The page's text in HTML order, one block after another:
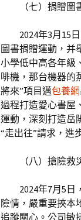
（七）捐贈
2024年3月15
圖書捐贈運動，并
小學低中高各年級
啡機，那台機器的
將來”項目邁包養網
過程打造愛心書屋
運動，深刻打造岳
“走出往”請求，進
（八）搶險
2024年7月5
險情，嚴重要挾本
追蹤關心。公司敏